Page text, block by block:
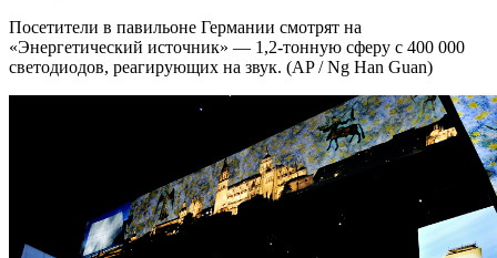
Посетители в павильоне Германии смотрят на
«Энергетический источник» — 1,2-тонную сферу с 400 000
светодиодов, реагирующих на звук. (AP / Ng Han Guan)